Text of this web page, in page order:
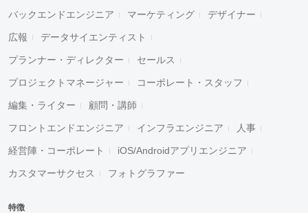
バックエンドエンジニア マーケティング デザイナー
広報 データサイエンティスト
プランナー・ディレクター セールス
プロジェクトマネージャー コーポレート・スタッフ
編集・ライター 顧問・講師
フロントエンドエンジニア インフラエンジニア 人事
経営陣・コーポレート iOS/Androidアプリエンジニア
カスタマーサクセス フォトグラファー
特徴